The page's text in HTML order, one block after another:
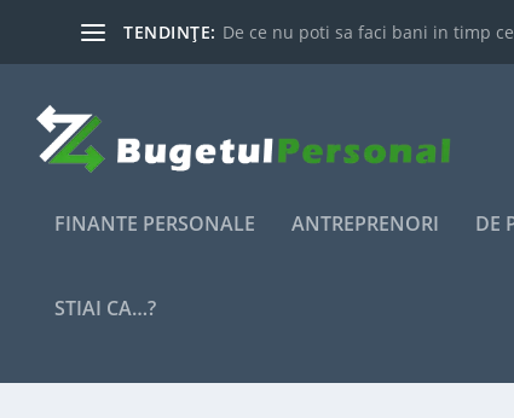
TENDINȚE: De ce nu poti sa faci bani in timp
FINANTE PERSONALE ANTREPRENORI DE
STIAI CA…?